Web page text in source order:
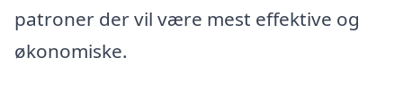
patroner der vil være mest effektive og
økonomiske.